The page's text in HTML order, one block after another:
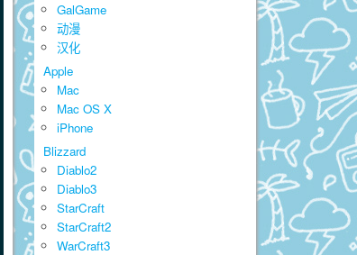
GalGame
动漫
汉化
Apple
Mac
Mac OS X
iPhone
Blizzard
Diablo2
Diablo3
StarCraft
StarCraft2
WarCraft3